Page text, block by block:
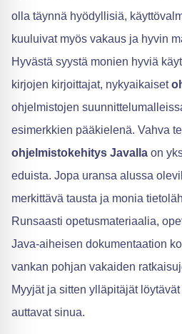
olla täynnä hyödyllisiä,
kuuluivat myös vakaus ja hyvin
Hyvästä syystä monien hyviä
kirjojen kirjoittajat, nykyaikaiset
ohjelmistojen
esimerkkien pääkielenä. Vahva
ohjelmistokehitys Javalla on
eduista. Jopa uransa alussa
merkittävä tausta ja monia
Runsaasti opetusmateriaalia,
Java-aiheisen dokumentaation
vankan pohjan vakaiden
Myyjät ja sitten ylläpitäjät
auttavat sinua.